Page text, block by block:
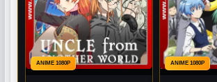
ANIME 1080P ANIME 1080P